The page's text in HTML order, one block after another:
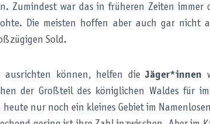
Zumindest war das in früheren Zeiten immer
Die meisten hoffen aber auch gar nicht
Sold.
ausrichten können, helfen die Jäger*innen
der Großteil des königlichen Waldes für
nur noch ein kleines Gebiet im